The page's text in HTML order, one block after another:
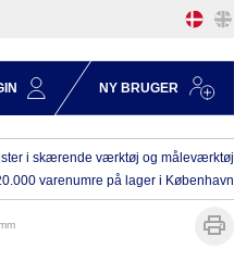
NY BRUGER
i skærende værktøj og måleværktøj
varenumre på lager i København